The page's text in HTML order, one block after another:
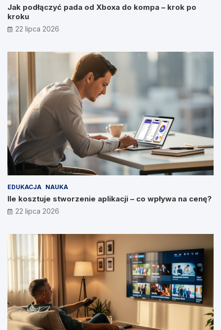
Jak podłączyć pada od Xboxa do kompa – krok po
kroku
22 lipca 2026
EDUKACJA NAUKA
Ile kosztuje stworzenie aplikacji – co wpływa na cenę?
22 lipca 2026